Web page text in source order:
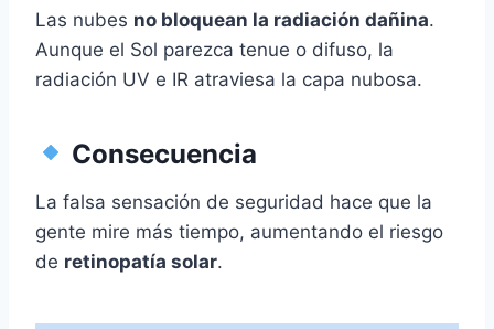
Las nubes no bloquean la radiación dañina.
Aunque el Sol parezca tenue o difuso, la
radiación UV e IR atraviesa la capa nubosa.
Consecuencia
La falsa sensación de seguridad hace que la
gente mire más tiempo, aumentando el riesgo
de retinopatía solar.